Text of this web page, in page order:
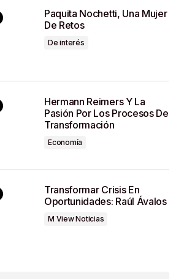
Paquita Nochetti, Una Mujer
De Retos
De interés
Hermann Reimers Y La
Pasión Por Los Procesos De
Transformación
Economía
Transformar Crisis En
Oportunidades: Raúl Ávalos
M View Noticias